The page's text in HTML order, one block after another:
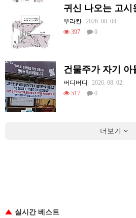
귀신 나오는 고시
우라칸 2026. 08. 04.
397
0
버디버디
2026. 08. 02.
517
0
더보기
실시간 베스트